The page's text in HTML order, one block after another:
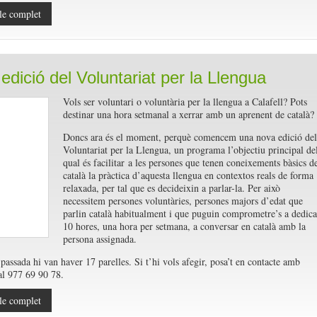
complet
del Voluntariat per la Llengua
Vols ser voluntari o voluntària per la llengua a Calafell? Pots
destinar una hora setmanal a xerrar amb un aprenent de català?
Doncs ara és el moment, perquè comencem una nova edició del
Voluntariat per la Llengua, un programa l’objectiu principal
qual és facilitar a les persones que tenen coneixements bàsics
català la pràctica d’aquesta llengua en contextos reals de forma
relaxada, per tal que es decideixin a parlar-la. Per això
necessitem persones voluntàries, persones majors d’edat que
parlin català habitualment i que puguin comprometre’s a
10 hores, una hora per setmana, a conversar en català amb la
persona assignada.
hi van haver 17 parelles. Si t’hi vols afegir, posa’t en contacte amb
977 69 90 78.
complet